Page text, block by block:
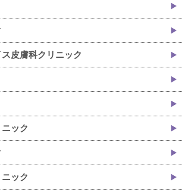
皮膚科クリニック
ック
ック